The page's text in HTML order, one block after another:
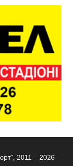
2011 – 2026